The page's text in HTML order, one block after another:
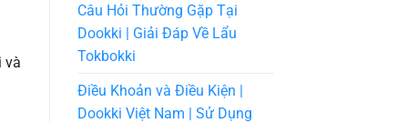
và
Câu Hỏi Thường Gặp Tại
Dookki | Giải Đáp Về Lẩu
Tokbokki
Điều Khoản và Điều Kiện |
Dookki Việt Nam | Sử Dụng